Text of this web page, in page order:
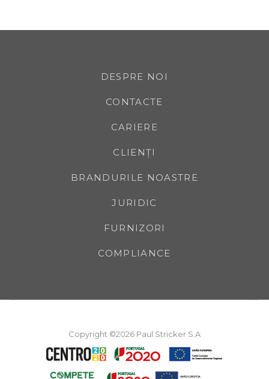
DESPRE NOI
CONTACTE
CARIERE
CLIENȚI
BRANDURILE NOASTRE
JURIDIC
FURNIZORI
COMPLIANCE
Copyright ©2026 Paul Stricker S.A